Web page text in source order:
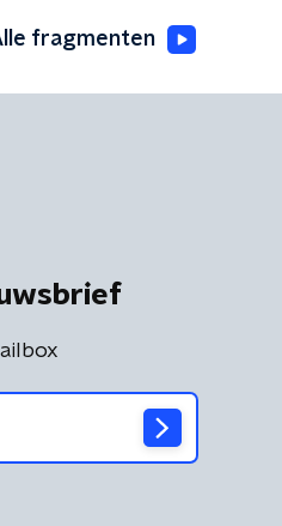
fragmenten